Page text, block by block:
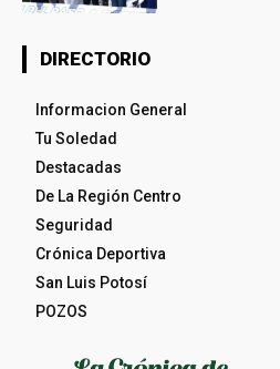
DIRECTORIO
Informacion General
Tu Soledad
Destacadas
De La Región Centro
Seguridad
Crónica Deportiva
San Luis Potosí
POZOS